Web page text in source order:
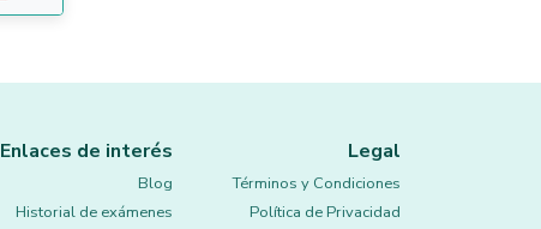
Enlaces de interés
Blog
Historial de exámenes
Legal
Términos y Condiciones
Política de Privacidad